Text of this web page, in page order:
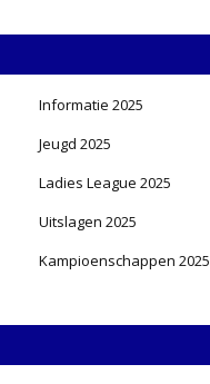
Informatie 2025
Jeugd 2025
Ladies League 2025
Uitslagen 2025
Kampioenschappen 2025